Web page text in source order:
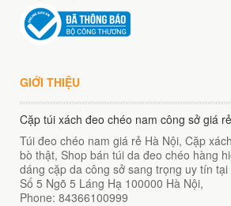
GIỚI THIỆU
Cặp túi xách đeo chéo nam công sở giá
Túi đeo chéo nam giá rẻ Hà Nội, Cặp
bò thật, Shop bán túi da đeo chéo hàng
dáng cặp da công sở sang trọng uy tín tại
Số 5 Ngõ 5 Láng Hạ 100000 Hà Nội,
Phone: 84366100999